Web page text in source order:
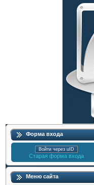
Форма входа
Войти через uID
Старая форма входа
Меню сайта